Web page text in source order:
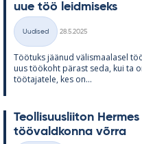
uue töö leid­mi­seks
Kategooriad
Uudised
28.5.2025
Töö­tuks jää­nud vä­lis­maa­la­sel
uus töö­koht pä­rast seda, kui ta
töö­ta­ja­tele, kes on...
Teol­li­suus­lii­ton
töö­vald­konna võrra